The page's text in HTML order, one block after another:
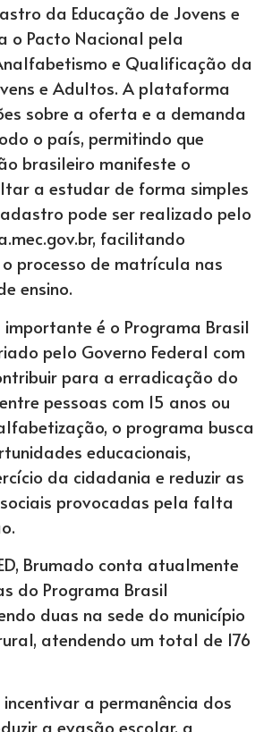
da Educação de Jovens e
o Pacto Nacional pela
e Qualificação da
e Adultos. A plataforma
sobre a oferta e a demanda
o país, permitindo que
brasileiro manifeste o
a estudar de forma simples
pode ser realizado pelo
facilitando
processo de matrícula nas
ensino.
é o Programa Brasil
pelo Governo Federal com
para a erradicação do
pessoas com 15 anos ou
o programa busca
educacionais,
da cidadania e reduzir as
provocadas pela falta
Brumado conta atualmente
do Programa Brasil
duas na sede do município
atendendo um total de 176
a permanência dos
a evasão escolar, a